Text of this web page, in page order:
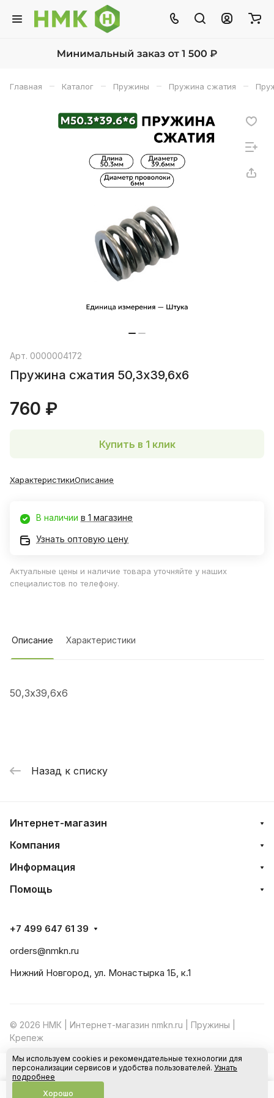
Главная – Каталог – Пружины – Пружина сжатия –
Арт. 0000004172
Пружина сжатия 50,3х39,6х6
760 ₽
В корзину
Купить в 1 клик
ХарактеристикиОписание
В наличии в 1 магазине
Узнать оптовую цену
Актуальные цены и наличие товара уточняйте у наших
специалистов по телефону.
Описание Характеристики
50,3х39,6х6
Назад к списку
Интернет-магазин
Компания
Информация
Помощь
+7 499 647 61 39
orders@nmkn.ru
Нижний Новгород, ул. Монастырка 1Б, к.1
© 2026 НМК | Интернет-магазин nmkn.ru | Пружины |
Крепеж
Конфиденциальность Оферта
Мы используем cookies и рекомендательные технологии для
персонализации сервисов и удобства пользователей. Узнать
подробнее
Хорошо